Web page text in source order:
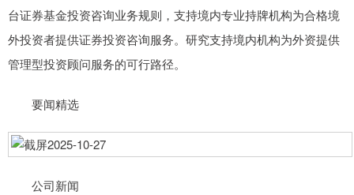
台证券基金投资咨询业务规则，支持境内专业持牌机构为合格境
外投资者提供证券投资咨询服务。研究支持境内机构为外资提供
管理型投资顾问服务的可行路径。
要闻精选
公司新闻